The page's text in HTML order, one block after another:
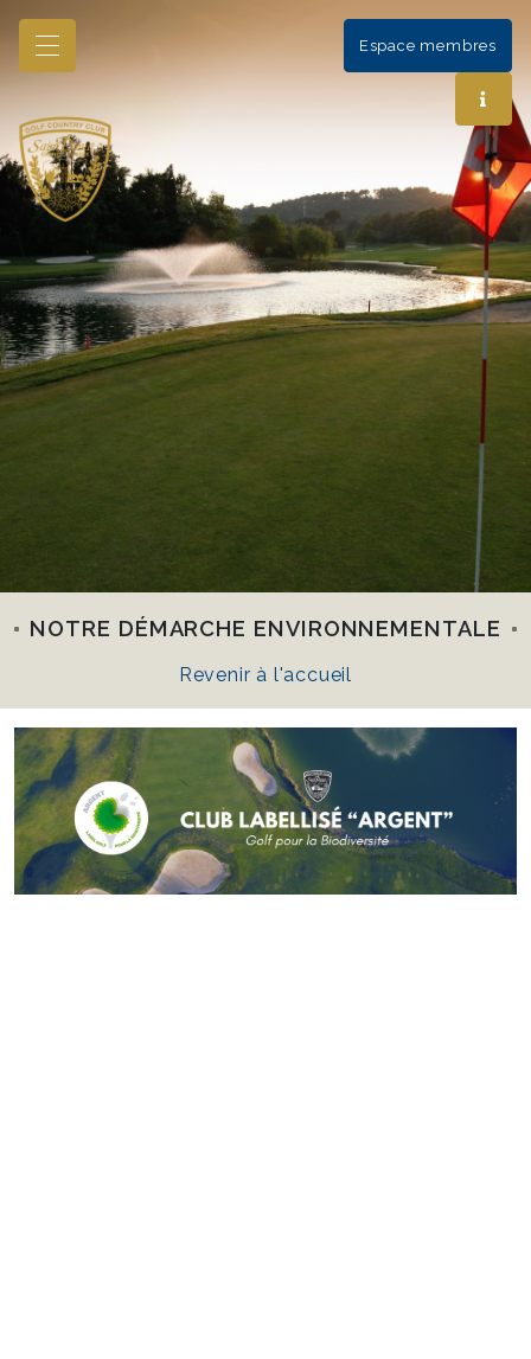
Espace membres
NOTRE DÉMARCHE ENVIRONNEMENTALE
Revenir à l'accueil